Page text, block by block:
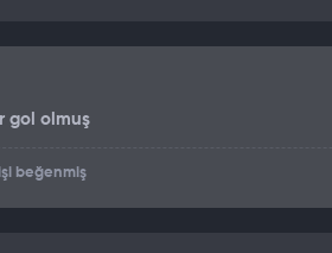
gol olmuş
beğenmiş